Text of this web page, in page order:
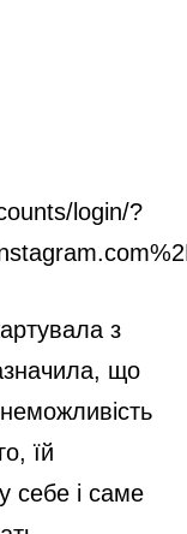
login/?
з
що
їй
себе і саме